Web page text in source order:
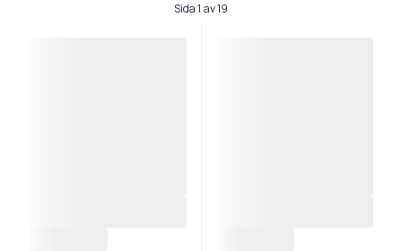
Sida 1 av 19